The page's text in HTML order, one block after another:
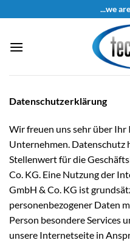
...we
Datenschutzerklärung
Wir freuen uns sehr über Ihr
Unternehmen. Datenschutz
Stellenwert für die
Co. KG. Eine Nutzung der
GmbH & Co. KG ist
personenbezogener Daten
Person besondere Services
unsere Internetseite in